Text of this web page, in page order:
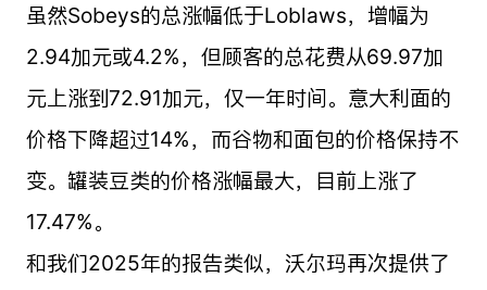
虽然Sobeys的总涨幅低于Loblaws，增幅为
2.94加元或4.2%，但顾客的总花费从69.97加
元上涨到72.91加元，仅一年时间。意大利面的
价格下降超过14%，而谷物和面包的价格保持不
变。罐装豆类的价格涨幅最大，目前上涨了
17.47%。
和我们2025年的报告类似，沃尔玛再次提供了